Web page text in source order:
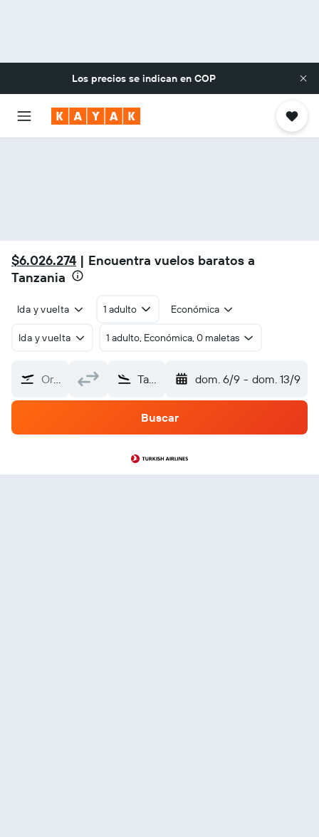
Los precios se indican en COP
$6.026.274 | Encuentra vuelos baratos a
Tanzania
Ida y vuelta 1 adulto Económica
Ida y vuelta 1 adulto, Económica, 0 maletas
Origen Tanzania dom. 6/9 - dom. 13/9
Buscar